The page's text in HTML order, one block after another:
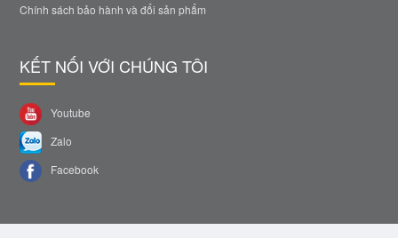
Chính sách bảo hành và đổi sản phẩm
KẾT NỐI VỚI CHÚNG TÔI
Youtube
Zalo
Facebook